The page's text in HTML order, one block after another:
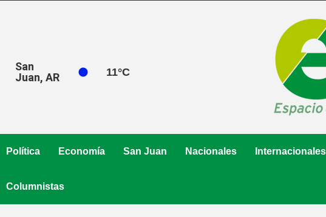
San
Juan, AR
11°C
Política Economía San Juan Nacionales Internacionales
Columnistas